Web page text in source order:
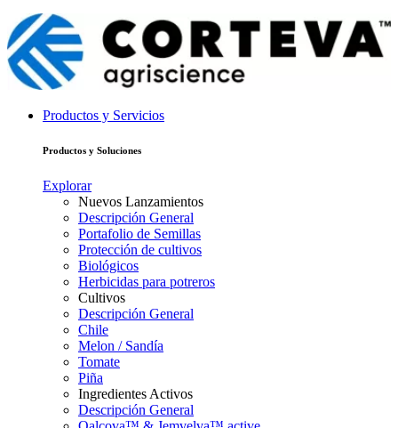
Productos y Servicios
Productos y Soluciones
Explorar
Nuevos Lanzamientos
Descripción General
Portafolio de Semillas
Protección de cultivos
Biológicos
Herbicidas para potreros
Cultivos
Descripción General
Chile
Melon / Sandía
Tomate
Piña
Ingredientes Activos
Descripción General